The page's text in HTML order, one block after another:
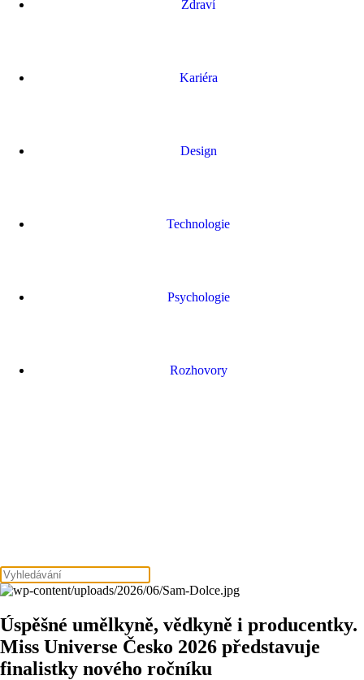
Zdraví
Kariéra
Design
Technologie
Psychologie
Rozhovory
Úspěšné umělkyně, vědkyně i producentky.
Miss Universe Česko 2026 představuje
finalistky nového ročníku